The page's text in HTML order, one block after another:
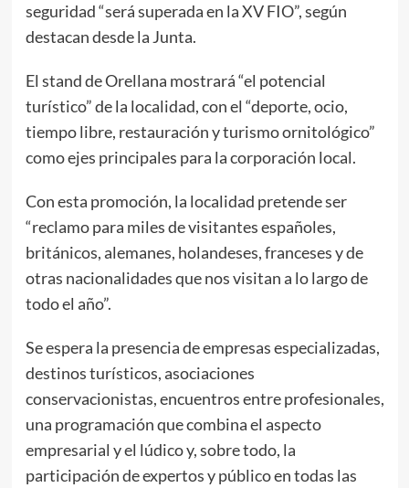
seguridad “será superada en la XV FIO”, según
destacan desde la Junta.
El stand de Orellana mostrará “el potencial
turístico” de la localidad, con el “deporte, ocio,
tiempo libre, restauración y turismo ornitológico”
como ejes principales para la corporación local.
Con esta promoción, la localidad pretende ser
“reclamo para miles de visitantes españoles,
británicos, alemanes, holandeses, franceses y de
otras nacionalidades que nos visitan a lo largo de
todo el año”.
Se espera la presencia de empresas especializadas,
destinos turísticos, asociaciones
conservacionistas, encuentros entre profesionales,
una programación que combina el aspecto
empresarial y el lúdico y, sobre todo, la
participación de expertos y público en todas las